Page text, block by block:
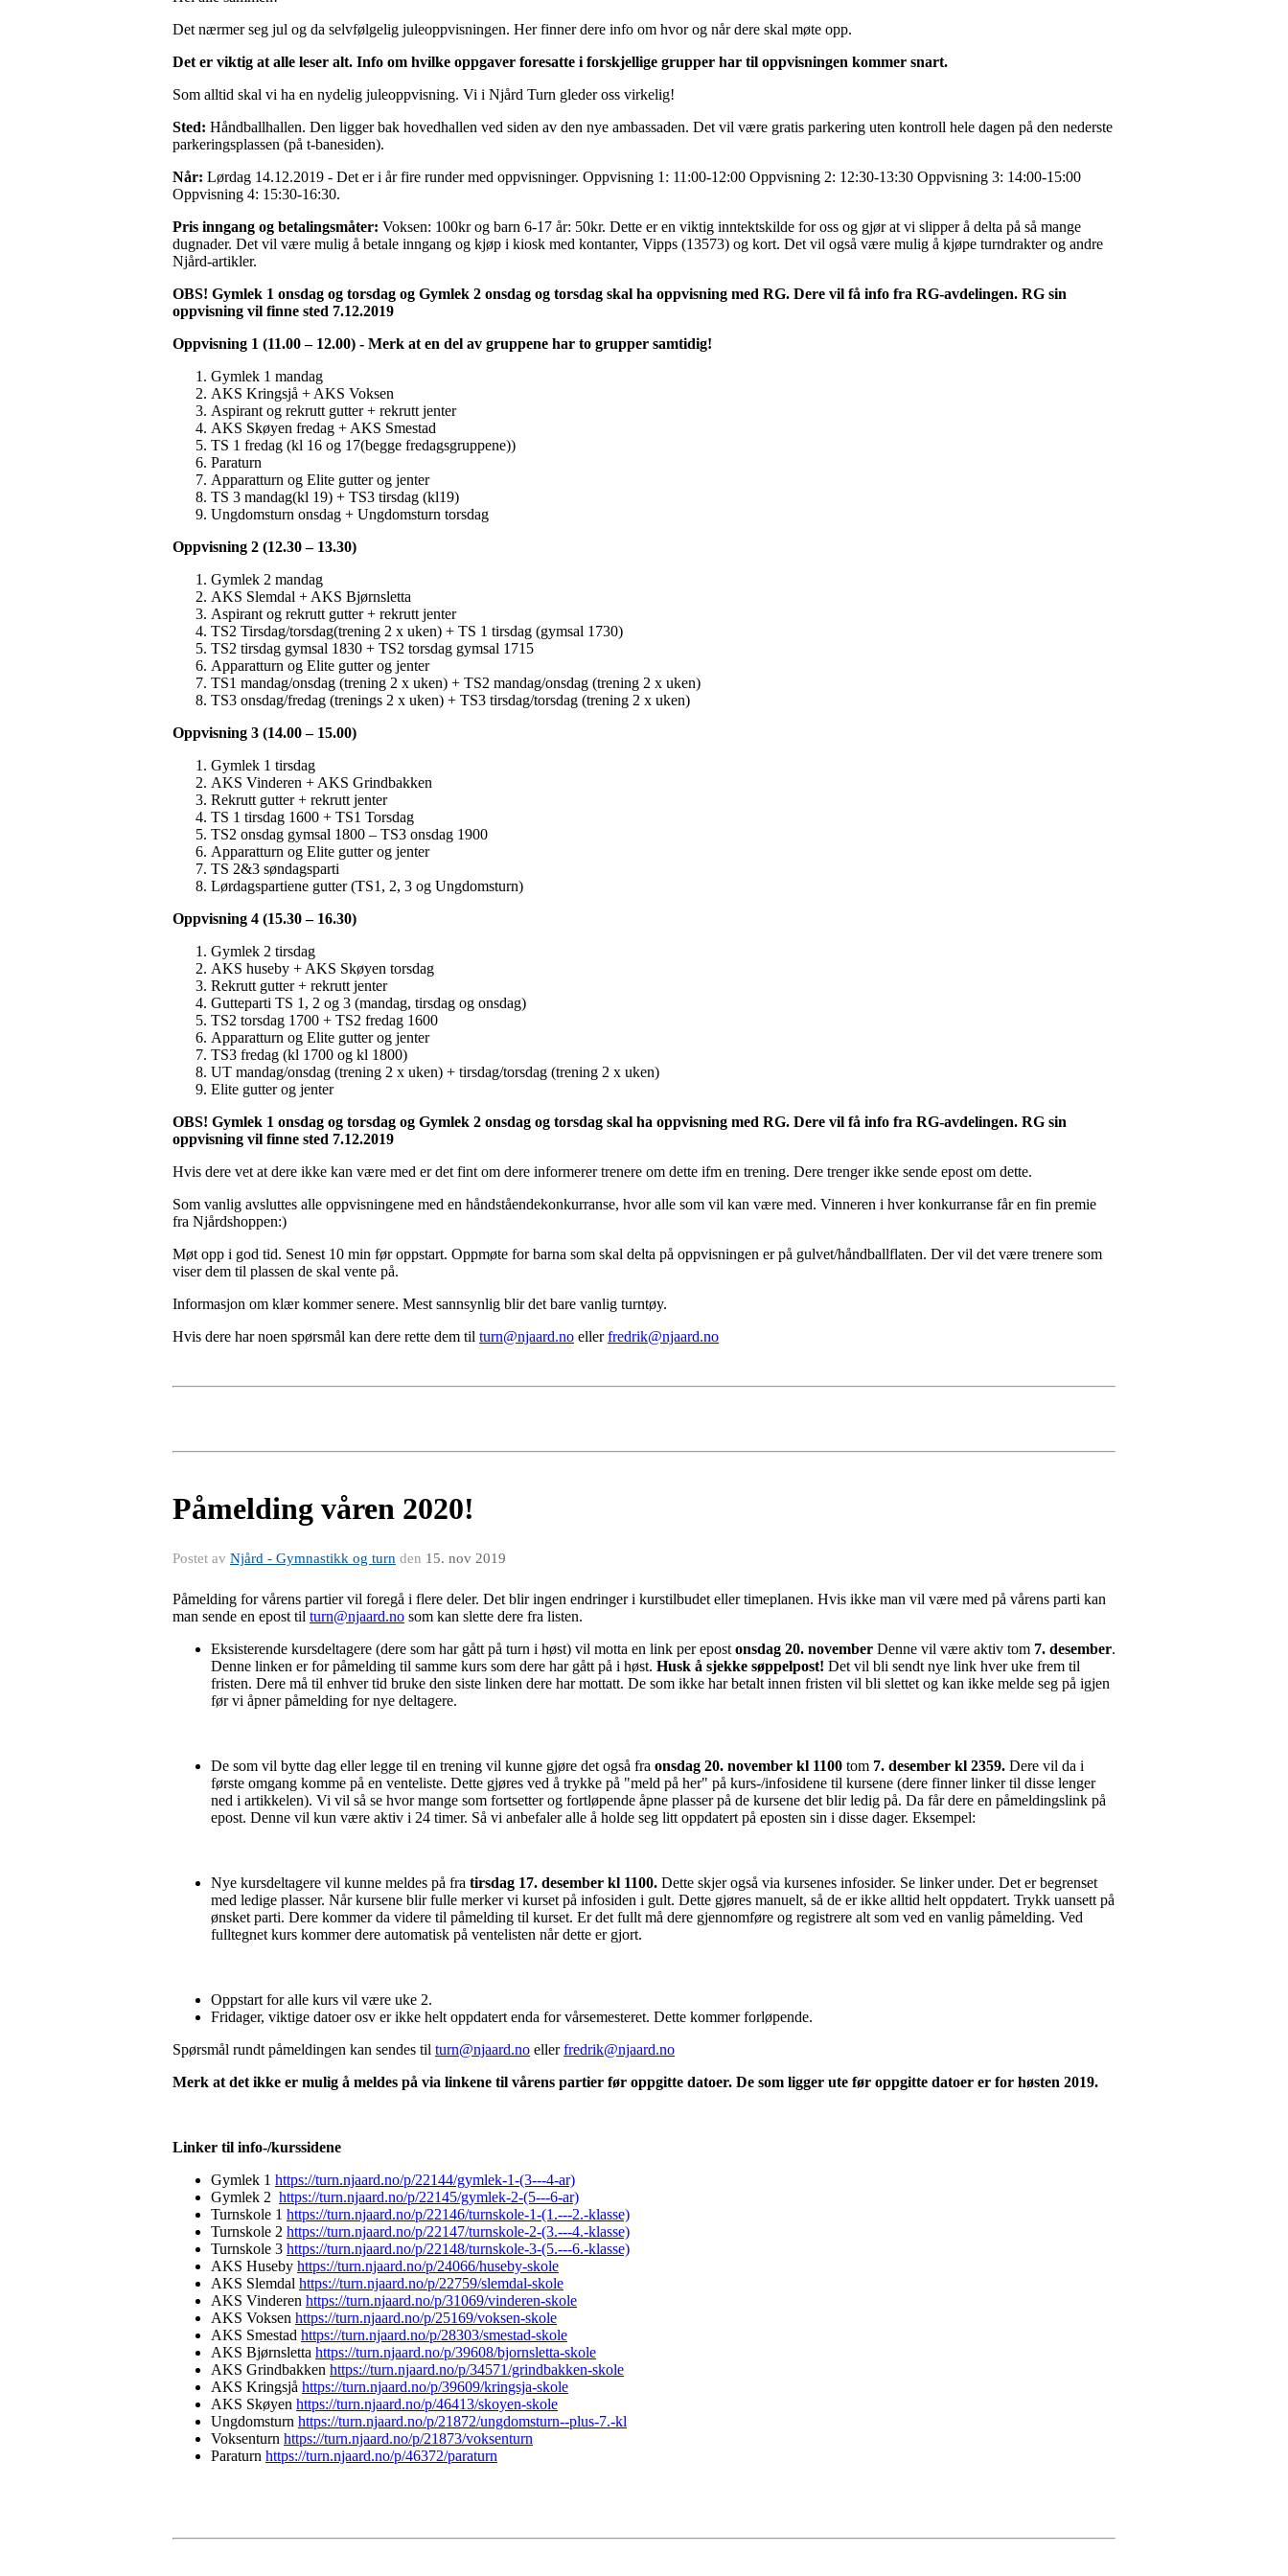
Det nærmer seg jul og da selvfølgelig juleoppvisningen. Her finner dere info om hvor og når dere skal møte opp.
Det er viktig at alle leser alt. Info om hvilke oppgaver foresatte i forskjellige grupper har til oppvisningen kommer snart.
Som alltid skal vi ha en nydelig juleoppvisning. Vi i Njård Turn gleder oss virkelig!
Sted: Håndballhallen. Den ligger bak hovedhallen ved siden av den nye ambassaden. Det vil være gratis parkering uten kontroll hele dagen på den nederste
parkeringsplassen (på t-banesiden).
Når: Lørdag 14.12.2019 - Det er i år fire runder med oppvisninger. Oppvisning 1: 11:00-12:00 Oppvisning 2: 12:30-13:30 Oppvisning 3: 14:00-15:00
Oppvisning 4: 15:30-16:30.
Pris inngang og betalingsmåter: Voksen: 100kr og barn 6-17 år: 50kr. Dette er en viktig inntektskilde for oss og gjør at vi slipper å delta på så mange
dugnader. Det vil være mulig å betale inngang og kjøp i kiosk med kontanter, Vipps (13573) og kort. Det vil også være mulig å kjøpe turndrakter og andre
Njård-artikler.
OBS! Gymlek 1 onsdag og torsdag og Gymlek 2 onsdag og torsdag skal ha oppvisning med RG. Dere vil få info fra RG-avdelingen. RG sin
oppvisning vil finne sted 7.12.2019
Oppvisning 1 (11.00 – 12.00) - Merk at en del av gruppene har to grupper samtidig!
Gymlek 1 mandag
AKS Kringsjå + AKS Voksen
Aspirant og rekrutt gutter + rekrutt jenter
AKS Skøyen fredag + AKS Smestad
TS 1 fredag (kl 16 og 17(begge fredagsgruppene))
Paraturn
Apparatturn og Elite gutter og jenter
TS 3 mandag(kl 19) + TS3 tirsdag (kl19)
Ungdomsturn onsdag + Ungdomsturn torsdag
Oppvisning 2 (12.30 – 13.30)
Gymlek 2 mandag
AKS Slemdal + AKS Bjørnsletta
Aspirant og rekrutt gutter + rekrutt jenter
TS2 Tirsdag/torsdag(trening 2 x uken) + TS 1 tirsdag (gymsal 1730)
TS2 tirsdag gymsal 1830 + TS2 torsdag gymsal 1715
Apparatturn og Elite gutter og jenter
TS1 mandag/onsdag (trening 2 x uken) + TS2 mandag/onsdag (trening 2 x uken)
TS3 onsdag/fredag (trenings 2 x uken) + TS3 tirsdag/torsdag (trening 2 x uken)
Oppvisning 3 (14.00 – 15.00)
Gymlek 1 tirsdag
AKS Vinderen + AKS Grindbakken
Rekrutt gutter + rekrutt jenter
TS 1 tirsdag 1600 + TS1 Torsdag
TS2 onsdag gymsal 1800 – TS3 onsdag 1900
Apparatturn og Elite gutter og jenter
TS 2&3 søndagsparti
Lørdagspartiene gutter (TS1, 2, 3 og Ungdomsturn)
Oppvisning 4 (15.30 – 16.30)
Gymlek 2 tirsdag
AKS huseby + AKS Skøyen torsdag
Rekrutt gutter + rekrutt jenter
Gutteparti TS 1, 2 og 3 (mandag, tirsdag og onsdag)
TS2 torsdag 1700 + TS2 fredag 1600
Apparatturn og Elite gutter og jenter
TS3 fredag (kl 1700 og kl 1800)
UT mandag/onsdag (trening 2 x uken) + tirsdag/torsdag (trening 2 x uken)
Elite gutter og jenter
OBS! Gymlek 1 onsdag og torsdag og Gymlek 2 onsdag og torsdag skal ha oppvisning med RG. Dere vil få info fra RG-avdelingen. RG sin
oppvisning vil finne sted 7.12.2019
Hvis dere vet at dere ikke kan være med er det fint om dere informerer trenere om dette ifm en trening. Dere trenger ikke sende epost om dette.
Som vanlig avsluttes alle oppvisningene med en håndståendekonkurranse, hvor alle som vil kan være med. Vinneren i hver konkurranse får en fin premie
fra Njårdshoppen:)
Møt opp i god tid. Senest 10 min før oppstart. Oppmøte for barna som skal delta på oppvisningen er på gulvet/håndballflaten. Der vil det være trenere som
viser dem til plassen de skal vente på.
Informasjon om klær kommer senere. Mest sannsynlig blir det bare vanlig turntøy.
Hvis dere har noen spørsmål kan dere rette dem til turn@njaard.no ellerfredrik@njaard.no
Påmelding våren 2020!
Postet av Njård - Gymnastikk og turn den 15. nov 2019
Påmelding for vårens partier vil foregå i flere deler. Det blir ingen endringer i kurstilbudet eller timeplanen. Hvis ikke man vil være med på vårens parti kan
man sende en epost til turn@njaard.no som kan slette dere fra listen.
Eksisterende kursdeltagere (dere som har gått på turn i høst) vil motta en link per epost onsdag 20. november Denne vil være aktiv tom 7. desember.
Denne linken er for påmelding til samme kurs som dere har gått på i høst. Husk å sjekke søppelpost! Det vil bli sendt nye link hver uke frem til
fristen. Dere må til enhver tid bruke den siste linken dere har mottatt. De som ikke har betalt innen fristen vil bli slettet og kan ikke melde seg på igjen
før vi åpner påmelding for nye deltagere.
De som vil bytte dag eller legge til en trening vil kunne gjøre det også fra onsdag 20. november kl 1100 tom 7. desember kl 2359. Dere vil da i
første omgang komme på en venteliste. Dette gjøres ved å trykke på "meld på her" på kurs-/infosidene til kursene (dere finner linker til disse lenger
ned i artikkelen). Vi vil så se hvor mange som fortsetter og fortløpende åpne plasser på de kursene det blir ledig på. Da får dere en påmeldingslink på
epost. Denne vil kun være aktiv i 24 timer. Så vi anbefaler alle å holde seg litt oppdatert på eposten sin i disse dager. Eksempel:
Nye kursdeltagere vil kunne meldes på fra tirsdag 17. desember kl 1100. Dette skjer også via kursenes infosider. Se linker under. Det er begrenset
med ledige plasser. Når kursene blir fulle merker vi kurset på infosiden i gult. Dette gjøres manuelt, så de er ikke alltid helt oppdatert. Trykk uansett på
ønsket parti. Dere kommer da videre til påmelding til kurset. Er det fullt må dere gjennomføre og registrere alt som ved en vanlig påmelding. Ved
fulltegnet kurs kommer dere automatisk på ventelisten når dette er gjort.
Oppstart for alle kurs vil være uke 2.
Fridager, viktige datoer osv er ikke helt oppdatert enda for vårsemesteret. Dette kommer forløpende.
Spørsmål rundt påmeldingen kan sendes til turn@njaard.no ellerfredrik@njaard.no
Merk at det ikke er mulig å meldes på via linkene til vårens partier før oppgitte datoer. De som ligger ute før oppgitte datoer er for høsten 2019.
Linker til info-/kurssidene
Gymlek 1 https://turn.njaard.no/p/22144/gymlek-1-(3---4-ar)
Gymlek 2 https://turn.njaard.no/p/22145/gymlek-2-(5---6-ar)
Turnskole 1 https://turn.njaard.no/p/22146/turnskole-1-(1.---2.-klasse)
Turnskole 2 https://turn.njaard.no/p/22147/turnskole-2-(3.---4.-klasse)
Turnskole 3 https://turn.njaard.no/p/22148/turnskole-3-(5.---6.-klasse)
AKS Huseby https://turn.njaard.no/p/24066/huseby-skole
AKS Slemdal https://turn.njaard.no/p/22759/slemdal-skole
AKS Vinderen https://turn.njaard.no/p/31069/vinderen-skole
AKS Voksen https://turn.njaard.no/p/25169/voksen-skole
AKS Smestad https://turn.njaard.no/p/28303/smestad-skole
AKS Bjørnsletta https://turn.njaard.no/p/39608/bjornsletta-skole
AKS Grindbakken https://turn.njaard.no/p/34571/grindbakken-skole
AKS Kringsjå https://turn.njaard.no/p/39609/kringsja-skole
AKS Skøyen https://turn.njaard.no/p/46413/skoyen-skole
Ungdomsturn https://turn.njaard.no/p/21872/ungdomsturn--plus-7.-kl
Voksenturn https://turn.njaard.no/p/21873/voksenturn
Paraturn https://turn.njaard.no/p/46372/paraturn